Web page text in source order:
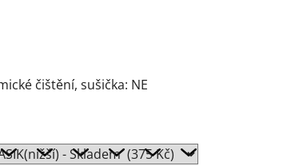
čištění, sušička: NE